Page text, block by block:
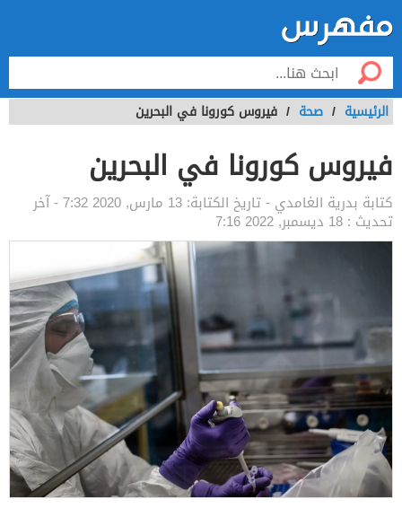
الرئيسية / صحة / فيروس كورونا في البحرين
فيروس كورونا في البحرين
كتابة بدرية الغامدي - تاريخ الكتابة: 13 مارس, 2020 7:32 - آخر
تحديث : 18 ديسمبر, 2022 7:16